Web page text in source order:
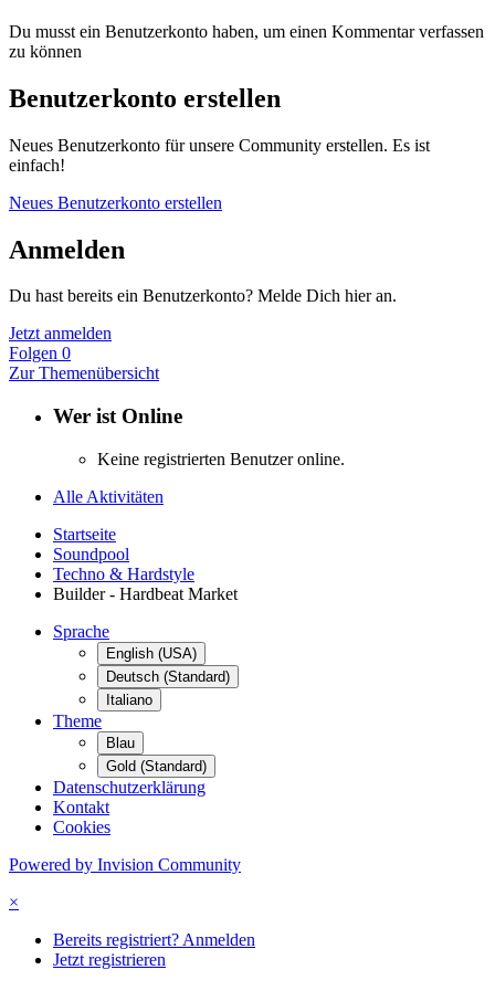
Du musst ein Benutzerkonto haben, um einen Kommentar verfassen
zu können
Benutzerkonto erstellen
Neues Benutzerkonto für unsere Community erstellen. Es ist
einfach!
Neues Benutzerkonto erstellen
Anmelden
Du hast bereits ein Benutzerkonto? Melde Dich hier an.
Jetzt anmelden
Folgen 0
Zur Themenübersicht
Wer ist Online
Keine registrierten Benutzer online.
Alle Aktivitäten
Startseite
Soundpool
Techno & Hardstyle
Builder - Hardbeat Market
Sprache
English (USA)
Deutsch (Standard)
Italiano
Theme
Blau
Gold (Standard)
Datenschutzerklärung
Kontakt
Cookies
Powered by Invision Community
×
Bereits registriert? Anmelden
Jetzt registrieren